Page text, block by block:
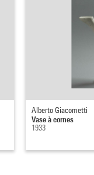
Alberto Giacometti
Vase à cornes
1933